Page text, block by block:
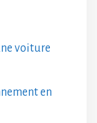
voiture
en